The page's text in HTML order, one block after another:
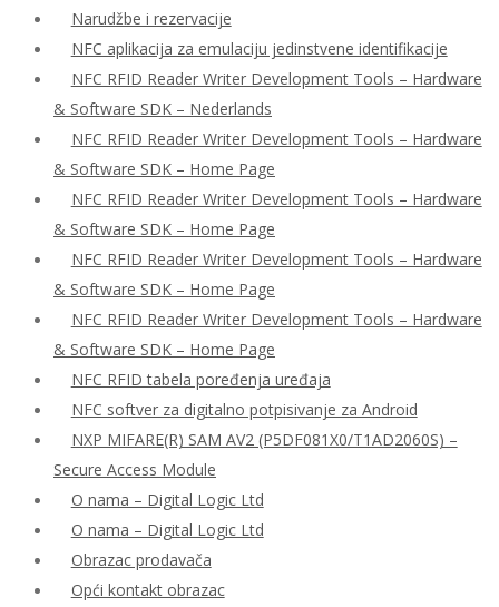
Narudžbe i rezervacije
NFC aplikacija za emulaciju jedinstvene identifikacije
NFC RFID Reader Writer Development Tools – Hardware
& Software SDK – Nederlands
NFC RFID Reader Writer Development Tools – Hardware
& Software SDK – Home Page
NFC RFID Reader Writer Development Tools – Hardware
& Software SDK – Home Page
NFC RFID Reader Writer Development Tools – Hardware
& Software SDK – Home Page
NFC RFID Reader Writer Development Tools – Hardware
& Software SDK – Home Page
NFC RFID tabela poređenja uređaja
NFC softver za digitalno potpisivanje za Android
NXP MIFARE(R) SAM AV2 (P5DF081X0/T1AD2060S) –
Secure Access Module
O nama – Digital Logic Ltd
O nama – Digital Logic Ltd
Obrazac prodavača
Opći kontakt obrazac